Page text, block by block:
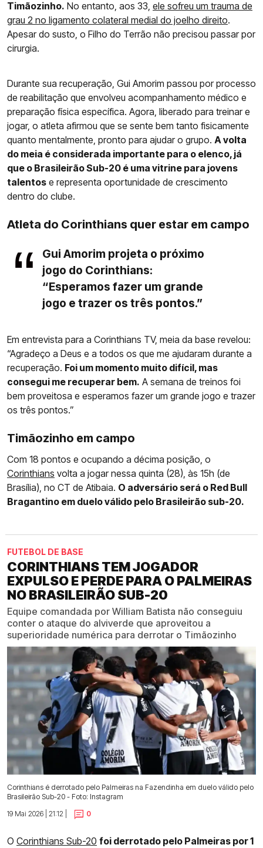
Timãozinho. No entanto, aos 33, ele sofreu um trauma de
grau 2 no ligamento colateral medial do joelho direito.
Apesar do susto, o Filho do Terrão não precisou passar por
cirurgia.
Durante sua recuperação, Gui Amorim passou por processo
de reabilitação que envolveu acompanhamento médico e
preparação física específica. Agora, liberado para treinar e
jogar, o atleta afirmou que se sente bem tanto fisicamente
quanto mentalmente, pronto para ajudar o grupo. A volta
do meia é considerada importante para o elenco, já
que o Brasileirão Sub-20 é uma vitrine para jovens
talentos e representa oportunidade de crescimento
dentro do clube.
Atleta do Corinthians quer estar em campo
Gui Amorim projeta o próximo
jogo do Corinthians:
“Esperamos fazer um grande
jogo e trazer os três pontos.”
Em entrevista para a Corinthians TV, meia da base revelou:
“Agradeço a Deus e a todos os que me ajudaram durante a
recuperação. Foi um momento muito difícil, mas
consegui me recuperar bem. A semana de treinos foi
bem proveitosa e esperamos fazer um grande jogo e trazer
os três pontos.”
Timãozinho em campo
Com 18 pontos e ocupando a décima posição, o
Corinthians volta a jogar nessa quinta (28), às 15h (de
Brasília), no CT de Atibaia. O adversário será o Red Bull
Bragantino em duelo válido pelo Brasileirão sub-20.
FUTEBOL DE BASE
CORINTHIANS TEM JOGADOR
EXPULSO E PERDE PARA O PALMEIRAS
NO BRASILEIRÃO SUB-20
Equipe comandada por William Batista não conseguiu
conter o ataque do alviverde que aproveitou a
superioridade numérica para derrotar o Timãozinho
Corinthians é derrotado pelo Palmeiras na Fazendinha em duelo válido pelo
Brasileirão Sub-20 - Foto: Instagram
19 Mai 2026 | 21:12 |
0
O Corinthians Sub-20 foi derrotado pelo Palmeiras por 1